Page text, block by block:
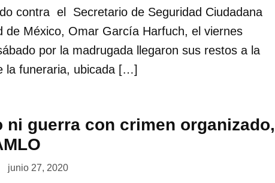
contra el Secretario de Seguridad Ciudadana
de México, Omar García Harfuch, el viernes
por la madrugada llegaron sus restos a la
la funeraria, ubicada […]
ni guerra con crimen organizado,
junio 27, 2020